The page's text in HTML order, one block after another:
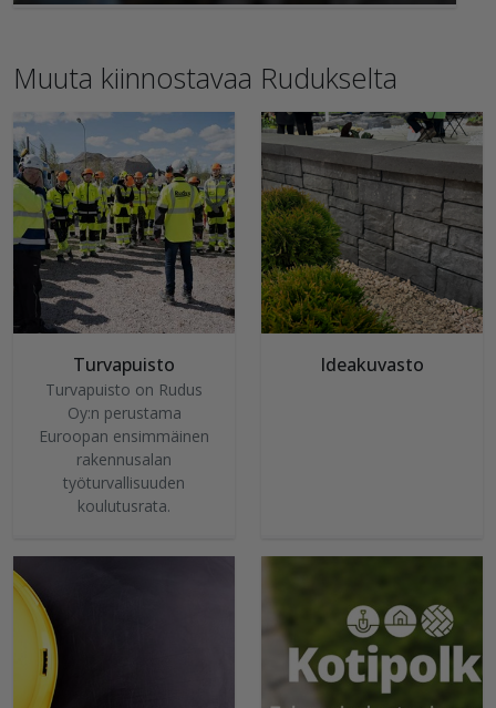
Muuta kiinnostavaa Rudukselta
Turvapuisto
Turvapuisto on Rudus
Oy:n perustama
Euroopan ensimmäinen
rakennusalan
työturvallisuuden
koulutusrata.
Ideakuvasto